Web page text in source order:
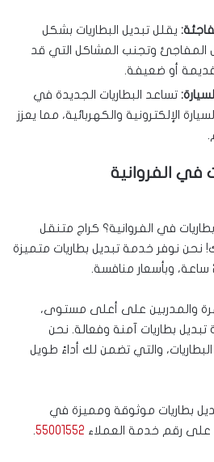
يقلل تبديل البطاريات بشكل
المفاجئ وتجنب المشاكل التي قد
أو ضعيفة.
تساعد البطاريات الجديدة في
الإلكترونية والكهربائية، مما يعزز
في الفروانية
في الفروانية؟ كراج متنقل
نحن نوفر خدمة تبديل بطاريات متميزة
والمدربين على أعلى مستوى،
بطاريات آمنة وفعالة. نحن
والتي تضمن لك أداءً طويل
بطاريات موثوقة ومميزة في
على رقم خدمة العملاء 55001552
.